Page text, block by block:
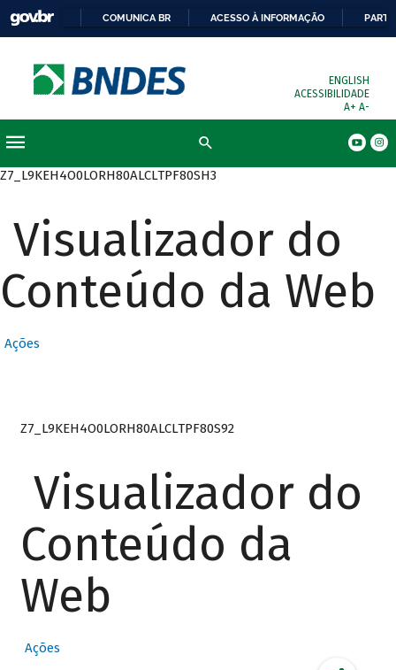
COMUNICA BR ACESSO À INFORMAÇÃO
ENGLISH
ACESSIBILIDADE
A+ A-
Z7_L9KEH4O0LORH80ALCLTPF80SH3
Visualizador do
Conteúdo da Web
Ações
Z7_L9KEH4O0LORH80ALCLTPF80S92
Visualizador do
Conteúdo da
Web
Ações